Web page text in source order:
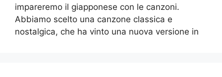
impareremo il giapponese con le canzoni.
Abbiamo scelto una canzone classica e
nostalgica, che ha vinto una nuova versione in